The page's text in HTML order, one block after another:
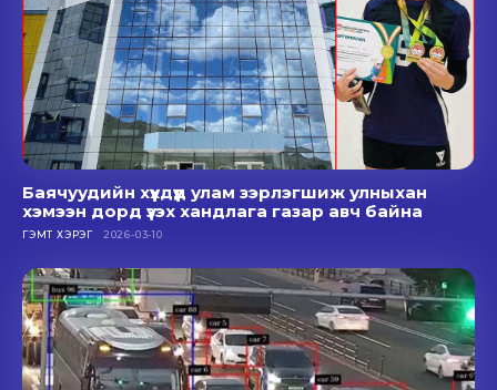
Баячуудийн хүүхдүүд улам зэрлэгшиж улныхан
хэмээн дорд үзэх хандлага газар авч байна
ГЭМТ ХЭРЭГ 2026-03-10